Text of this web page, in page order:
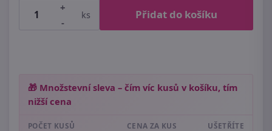
+
-
ks Přidat do košíku
🎁 Množstevní sleva – čím víc kusů v košíku, tím
nižší cena
POČET KUSŮ CENA ZA KUS UŠETŘÍTE